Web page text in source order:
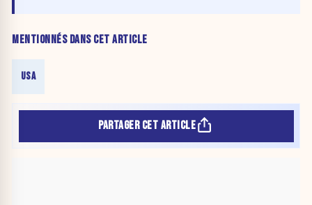
MENTIONNÉS DANS CET ARTICLE
USA
PARTAGER CET ARTICLE